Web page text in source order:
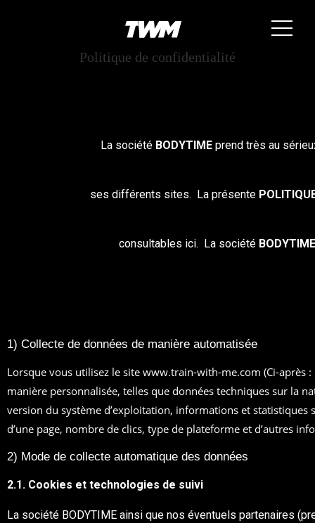
Politique de confidentialité
La société BODYTIME prend très au
ses différents sites. La présente
consultables ici. La société BODYTIME
1) Collecte de données de manière automatisée
Lorsque vous utilisez le site www.train-with-me.com (Ci-après :
manière personnalisée, telles que données techniques sur la
version du système d’exploitation, informations et statistiques
d’une page, nombre de clics, type de plateforme et d’autres
2) Mode de collecte automatique des données
2.1. Cookies et technologies de suivi
La société BODYTIME ainsi que nos éventuels partenaires